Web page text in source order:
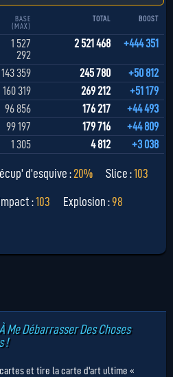
BASE
(MAX)
TOTAL BOOST
1 527
292
2 521 468 +444 351
143 359 245 780
+50 812
160 319 269 212
+51 179
96 856 176 217
+44 493
99 197 179 716
+44 809
1 305 4 812 +3 038
d'esquive :20% Slice :103
:103 Explosion :98
Me Débarrasser Des Choses
!
et tire la carte d'art ultime «